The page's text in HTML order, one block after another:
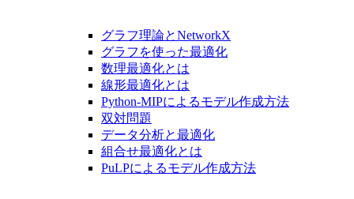
グラフ理論とNetworkX
グラフを使った最適化
数理最適化とは
線形最適化とは
Python-MIPによるモデル作成方法
双対問題
データ分析と最適化
組合せ最適化とは
PuLPによるモデル作成方法